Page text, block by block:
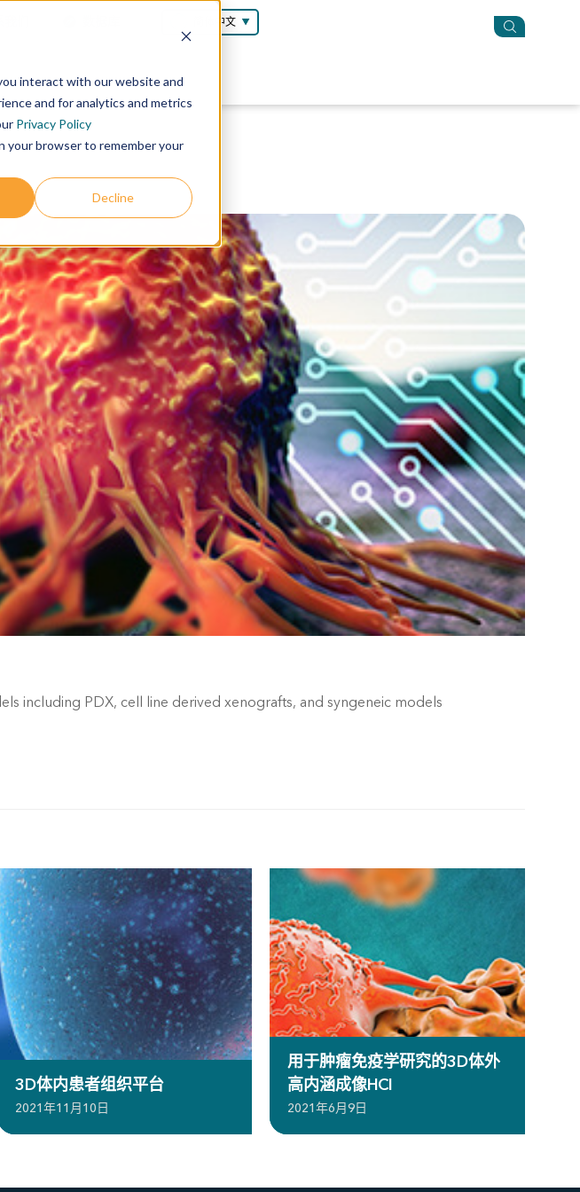
interact with our website and
and for analytics and metrics
Privacy Policy
your browser to remember your
Decline
简体中文
including PDX, cell line derived xenografts, and syngeneic models
3D体内患者组织平台
2021年11月10日
用于肿瘤免疫学研究的3D体外
高内涵成像HCI
2021年6月9日